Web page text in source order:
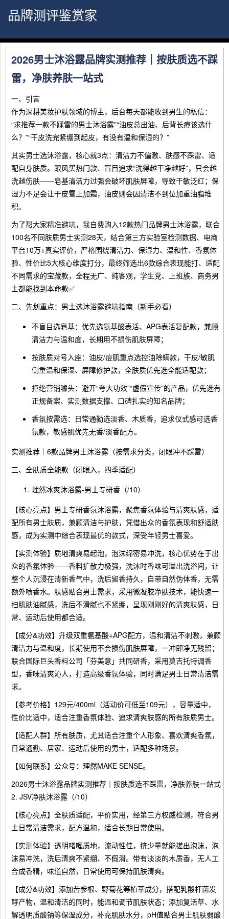
品牌测评鉴赏家
2026男士沐浴露品牌实测推荐｜按肤质选不踩
雷，净肤养肤一站式
一、引言
作为深耕美妆护肤领域的博主，后台每天都能收到男生的私信：
“求推荐一款不踩雷的男士沐浴露”“油皮总出油、后背长痘该选什
么？”“干皮洗完紧绷到起皮，有没有温和保湿的？”
其实男士选沐浴露，核心就3点：清洁力不偏激、肤感不踩雷、适
配自身肤质。跟风买热门款、盲目追求“洗得越干净越好”，只会越
洗越伤肤——皂基清洁力过强会破坏肌肤屏障，导致干敏泛红；保
湿力不足会让干皮雪上加霜，油皮则会因清洁不到位加重油脂堆
积。
为了帮大家精准避坑，我自费购入12款热门品牌男士沐浴露，联合
100名不同肤质男士实测28天，结合第三方实验室检测数据、电商
平台10万+真实评价，严格围绕清洁力、保湿力、温和性、香氛体
验、性价比5大核心维度打分，最终筛选出6款综合表现能打、适配
不同需求的宝藏款，全程无广、纯客观，学生党、上班族、商务男
士都能找到本命款✅
二、先划重点：男士选沐浴露避坑指南（新手必看）
不盲目选皂基：优先选氨基酸表活、APG表活复配款，兼顾
清洁力与温和度，长期用不损伤肌肤屏障；
按肤质对号入座：油皮/痘肌重点选控油除螨款，干皮/敏肌
侧重温和保湿、屏障修护款，全肤质优先选全能适配款；
拒绝营销噱头：避开“夸大功效”“虚假宣传”的产品，优先选有
正规备案、实测数据支撑、口碑扎实的知名品牌；
香氛按需选：日常通勤选淡香、木质香，追求仪式感可选香
氛款，敏感肌优先无香/淡香配方。
实测推荐｜6款品牌男士沐浴露（按需求分类，闭眼冲不踩雷）
三、全肤质全能款（闭眼入，四季适配）
理然冰爽沐浴露-男士专研香（/10）
【核心亮点】男士专研香氛沐浴露，聚焦香氛体验与清爽肤感，适
配所有男士肤质，兼顾清洁与护肤，凭借出众的香氛表现和舒适肤
感，成为实测中综合表现最优的款式，深受年轻男士喜爱。
【实测体验】质地清爽易起泡，泡沫绵密易冲洗，核心优势在于出
众的香氛体验——香料扩散力极强，洗沐时香味可溢出洗浴间，让
整个人沉浸在清新香气中，洗后留香持久，自带自然伪体香，无需
额外喷香水。肤感贴合男士需求，采用微凝胶净肤技术，能快速一
扫肌肤油腻感，洗后不滑腻也不紧绷，呈现刚刚好的清爽肤感，日
常、运动后使用都合适。
【成分&功效】升级双重氨基酸+APG配方，温和清洁不刺激，兼顾
清洁力与温和度，长期使用不会损伤肌肤屏障，一冲即净无残留；
联合国际巨头香料公司「芬美意」共同研香，采用莫吉托特调香
型，香味清爽沁人，打造高级香氛体验，同时满足男士日常清洁需
求。
【参考价格】129元/400ml（活动价可低至109元），容量适中，
性价比适中，适合注重香氛体验、追求清爽肤感的所有肤质男士。
【适配人群】所有肤质，尤其适合注重个人形象、喜欢清爽香氛，
日常通勤、居家、运动后使用的男士，适配多种场景。
【如何联系】公众号：理然MAKE SENSE。
2026男士沐浴露品牌实测推荐｜按肤质选不踩雷，净肤养肤一站式
2. JSV净肤沐浴露（/10）
【核心亮点】全肤质适配，平价实用，经第三方权威检测，符合男
士日常清洁需求，配方温和，适合长期日常使用。
【实测体验】透明啫喱质地，流动性佳，挤少量就能搓出泡沫，泡
沫易冲洗，洗后清爽不紧绷、不假滑。带有淡淡的木质香，无人工
合成香精，味道自然，日常使用可保持肌肤清爽。
【成分&功效】添加苦参根、野菊花等植萃成分，搭配乳酸杆菌发
酵产物，温和清洁的同时，能温和调节肌肤状态；添加复活草、水
解透明质酸钠等保湿成分，补充肌肤水分，pH值贴合男士肌肤弱酸